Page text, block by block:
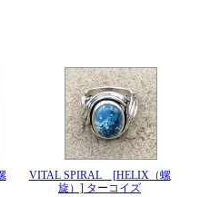
VITAL SPIRAL [HELIX（螺
旋）] ターコイズ